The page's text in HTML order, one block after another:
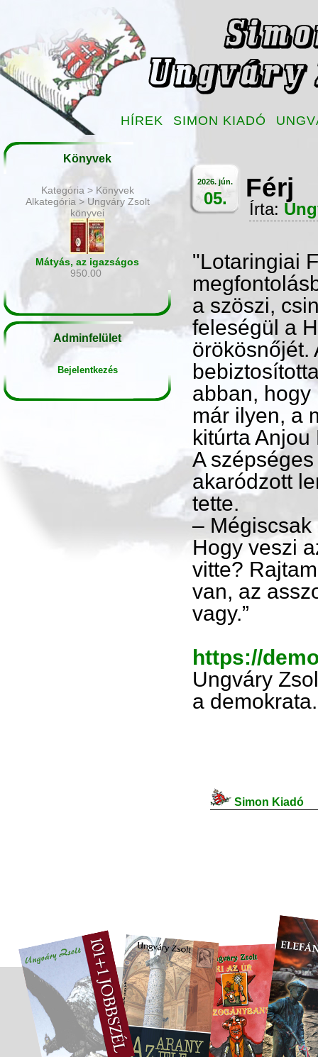
HÍREK SIMON KIADÓ
Könyvek
Kategória > Könyvek
Alkategória > Ungváry Zsolt
könyvei
Mátyás, az igazságos
950.00
Adminfelület
Bejelentkezés
2026. jún.
05. Férj
Írta:
"Lotaringiai
a szöszi,
feleségül a
örökösnőjét.
abban, hogy
már ilyen, a
kitúrta Anjou
A
akaródzott
tette.
–
Hogy veszi
vitte?
van, az
vagy.”
https://
Ungváry
a
Simon Kiadó